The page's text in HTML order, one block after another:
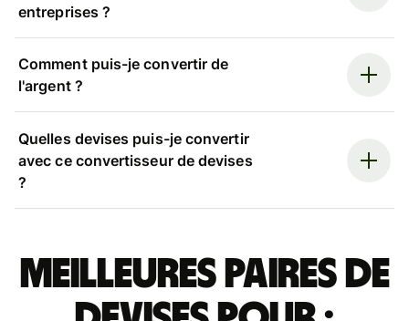
entreprises ?
Comment puis-je convertir de
l'argent ?
Quelles devises puis-je convertir
avec ce convertisseur de devises
?
Meilleures paires de